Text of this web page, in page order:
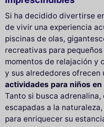
Si ha decidido divertirse
de vivir una experiencia
piscinas de olas,
recreativas para
momentos de relajación y
y sus alrededores
actividades para niños en
Tanto si busca
escapadas a la
para enriquecer su